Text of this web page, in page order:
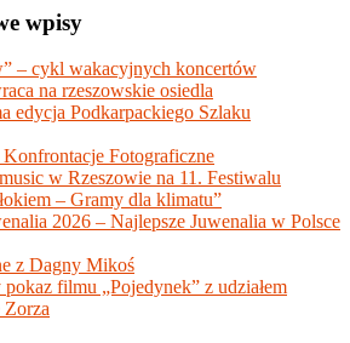
wpisy
– cykl wakacyjnych koncertów
na rzeszowskie osiedla
edycja Podkarpackiego Szlaku
Fotograficzne
w Rzeszowie na 11. Festiwalu
– Gramy dla klimatu”
2026 – Najlepsze Juwenalia w Polsce
z Dagny Mikoś
filmu „Pojedynek” z udziałem